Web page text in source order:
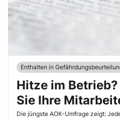
Enthalten in
Hitze im
Sie Ihre
Die jüngste AOK-Umfrage zeigt: